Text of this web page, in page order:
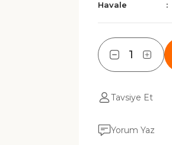
Havale
Tavsiye Et
Yorum Yaz